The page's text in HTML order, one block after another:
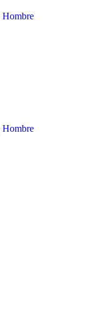
Hombre
Hombre